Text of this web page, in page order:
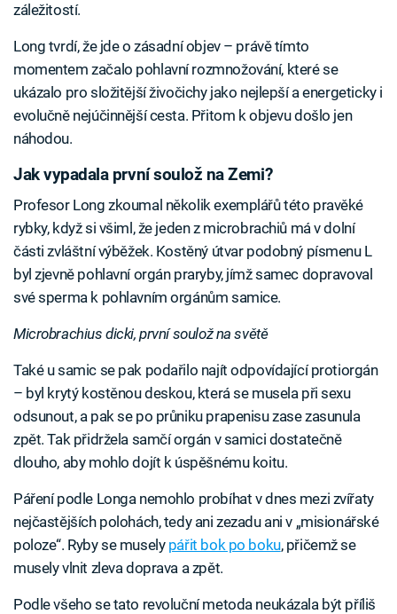
záležitostí.
Long tvrdí, že jde o zásadní objev – právě tímto
momentem začalo pohlavní rozmnožování, které se
ukázalo pro složitější živočichy jako nejlepší a energeticky i
evolučně nejúčinnější cesta. Přitom k objevu došlo jen
náhodou.
Jak vypadala první soulož na Zemi?
Profesor Long zkoumal několik exemplářů této pravěké
rybky, když si všiml, že jeden z microbrachiů má v dolní
části zvláštní výběžek. Kostěný útvar podobný písmenu L
byl zjevně pohlavní orgán praryby, jímž samec dopravoval
své sperma k pohlavním orgánům samice.
Microbrachius dicki, první soulož na světě
Také u samic se pak podařilo najít odpovídající protiorgán
– byl krytý kostěnou deskou, která se musela při sexu
odsunout, a pak se po průniku prapenisu zase zasunula
zpět. Tak přidržela samčí orgán v samici dostatečně
dlouho, aby mohlo dojít k úspěšnému koitu.
Páření podle Longa nemohlo probíhat v dnes mezi zvířaty
nejčastějších polohách, tedy ani zezadu ani v „misionářské
poloze“. Ryby se musely pářit bok po boku, přičemž se
musely vlnit zleva doprava a zpět.
Podle všeho se tato revoluční metoda neukázala být příliš